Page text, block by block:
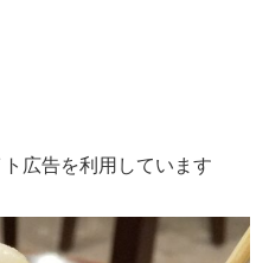
広告を利用しています